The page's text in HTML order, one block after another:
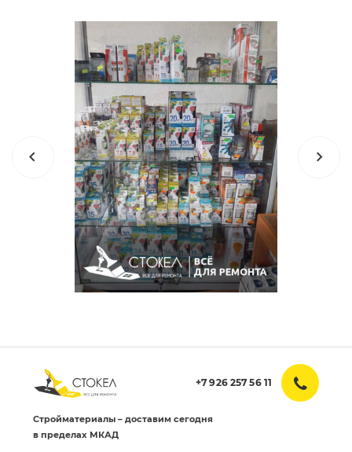
+7 926 257 56 11
Стройматериалы – доставим сегодня
в пределах МКАД